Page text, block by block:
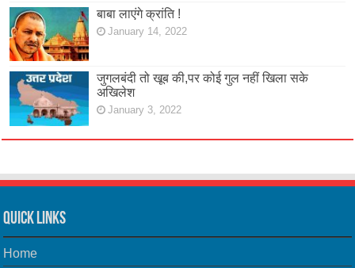
बाबा लाएंगे क्रांति !
January 14, 2022
जुगलबंदी तो खूब की,पर कोई गुल नहीं खिला सके
अखिलेश
January 3, 2022
Quick Links
Home